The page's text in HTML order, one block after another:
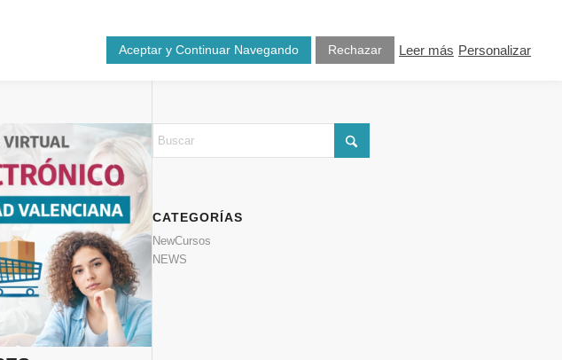
Cursos Nosotros Blog Contacto
CATEGORÍAS
NewCursos
NEWS
Aceptar y Continuar Navegando Rechazar Leer más Personalizar